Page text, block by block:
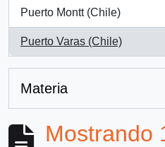
Puerto Montt (Chile)
, 1 resultados
Puerto Varas (Chile)
, 1 resultados
Materia
Mostrando